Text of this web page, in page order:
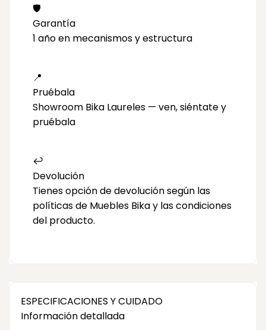
🛡️
Garantía
1 año en mecanismos y estructura
📍
Pruébala
Showroom Bika Laureles — ven, siéntate y
pruébala
↩️
Devolución
Tienes opción de devolución según las
políticas de Muebles Bika y las condiciones
del producto.
ESPECIFICACIONES Y CUIDADO
Información detallada